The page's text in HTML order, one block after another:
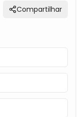
Compartilhar